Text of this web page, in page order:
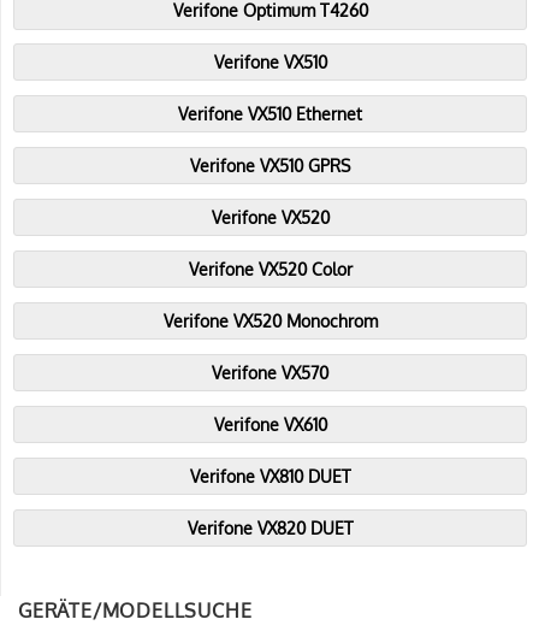
GERÄTE/MODELLSUCHE
Verifone Optimum T4260
Verifone VX510
Verifone VX510 Ethernet
Verifone VX510 GPRS
Verifone VX520
Verifone VX520 Color
Verifone VX520 Monochrom
Verifone VX570
Verifone VX610
Verifone VX810 DUET
Verifone VX820 DUET